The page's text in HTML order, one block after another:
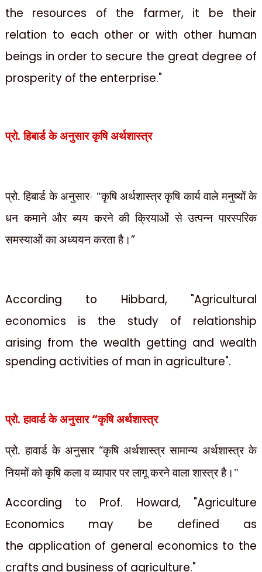
the resources of the farmer, it be their
relation to each other or with other human
beings in order to secure the great degree of
prosperity of the enterprise."
प्रो. हिबार्ड के अनुसार कृषि अर्थशास्त्र
प्रो. हिबार्ड के अनुसार- "कृषि अर्थशास्त्र कृषि कार्य वाले मनुष्यों के
धन कमाने और ब्यय करने की क्रियाओं से उत्पन्न पारस्परिक
समस्याओं का अध्ययन करता है।”
According to Hibbard, "Agricultural
economics is the study of relationship
arising from the wealth getting and wealth
spending activities of man in agriculture".
प्रो. हावार्ड के अनुसार“कृषि अर्थशास्त्र
प्रो. हावार्ड के अनुसार “कृषि अर्थशास्त्र सामान्य अर्थशास्त्र के
नियमों को कृषिकला व व्यापार पर लागू करने वाला शास्त्र है।"
According to Prof. Howard, "Agriculture
Economics may be defined as
the application of general economics to the
crafts and business of agriculture."